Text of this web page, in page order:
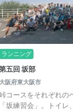
ランニング
五回 坂部
阪府東大阪市
コースをそれぞれの
「坂練習会」。トイ